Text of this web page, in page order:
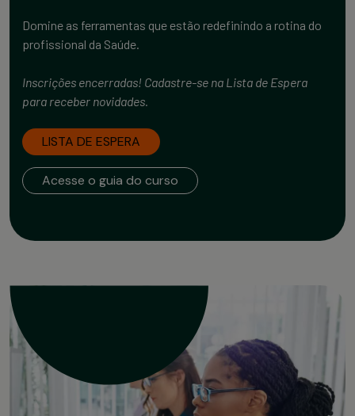
Domine as ferramentas que estão redefinindo a rotina do
profissional da Saúde.
Inscrições encerradas! Cadastre-se na Lista de Espera
para receber novidades.
LISTA DE ESPERA
Acesse o guia do curso